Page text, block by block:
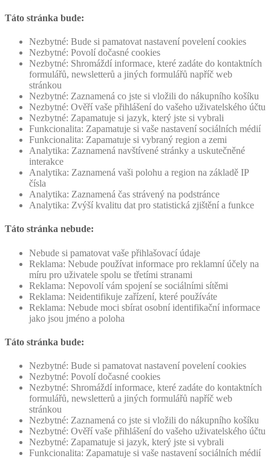
Táto stránka bude:
Nezbytné: Bude si pamatovat nastavení povelení cookies
Nezbytné: Povolí dočasné cookies
Nezbytné: Shromáždí informace, které zadáte do kontaktních
formulářů, newsletterů a jiných formulářů napříč web
stránkou
Nezbytné: Zaznamená co jste si vložili do nákupního košíku
Nezbytné: Ověří vaše přihlášení do vašeho uživatelského účtu
Nezbytné: Zapamatuje si jazyk, který jste si vybrali
Funkcionalita: Zapamatuje si vaše nastavení sociálních médií
Funkcionalita: Zapamatuje si vybraný region a zemi
Analytika: Zaznamená navštívené stránky a uskutečněné
interakce
Analytika: Zaznamená vaši polohu a region na základě IP
čísla
Analytika: Zaznamená čas strávený na podstránce
Analytika: Zvýší kvalitu dat pro statistická zjištění a funkce
Táto stránka nebude:
Nebude si pamatovat vaše přihlašovací údaje
Reklama: Nebude používat informace pro reklamní účely na
míru pro uživatele spolu se třetími stranami
Reklama: Nepovolí vám spojení se sociálními sítěmi
Reklama: Neidentifikuje zařízení, které používáte
Reklama: Nebude moci sbírat osobní identifikační informace
jako jsou jméno a poloha
Táto stránka bude:
Nezbytné: Bude si pamatovat nastavení povelení cookies
Nezbytné: Povolí dočasné cookies
Nezbytné: Shromáždí informace, které zadáte do kontaktních
formulářů, newsletterů a jiných formulářů napříč web
stránkou
Nezbytné: Zaznamená co jste si vložili do nákupního košíku
Nezbytné: Ověří vaše přihlášení do vašeho uživatelského účtu
Nezbytné: Zapamatuje si jazyk, který jste si vybrali
Funkcionalita: Zapamatuje si vaše nastavení sociálních médií